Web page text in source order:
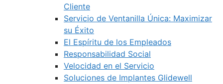
Cliente
Servicio de Ventanilla Única: Maximizar
su Éxito
El Espíritu de los Empleados
Responsabilidad Social
Velocidad en el Servicio
Soluciones de Implantes Glidewell